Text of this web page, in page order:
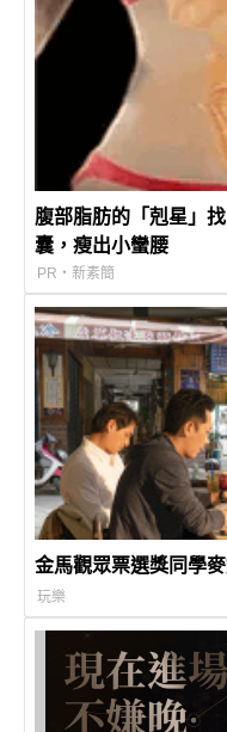
腹部脂肪的「剋星」
囊，瘦出小蠻腰
PR・新素簡
金馬觀眾票選獎同學
玩樂